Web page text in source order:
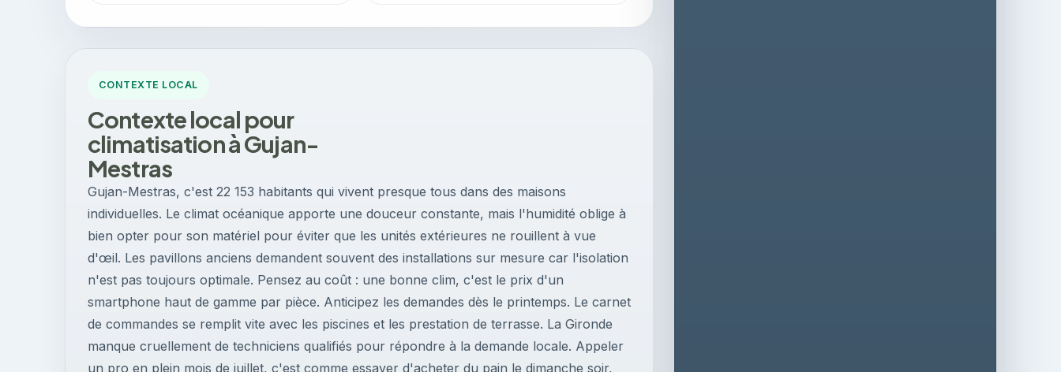
CONTEXTE LOCAL
Contexte local pour
climatisation à Gujan-
Mestras
Gujan-Mestras, c'est 22 153 habitants qui vivent presque tous dans des maisons
individuelles. Le climat océanique apporte une douceur constante, mais l'humidité oblige à
bien opter pour son matériel pour éviter que les unités extérieures ne rouillent à vue
d'œil. Les pavillons anciens demandent souvent des installations sur mesure car l'isolation
n'est pas toujours optimale. Pensez au coût : une bonne clim, c'est le prix d'un
smartphone haut de gamme par pièce. Anticipez les demandes dès le printemps. Le carnet
de commandes se remplit vite avec les piscines et les prestation de terrasse. La Gironde
manque cruellement de techniciens qualifiés pour répondre à la demande locale. Appeler
un pro en plein mois de juillet, c'est comme essayer d'acheter du pain le dimanche soir,